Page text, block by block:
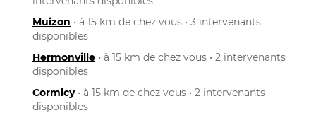
Muizon • à 15 km de chez vous • 3 intervenants
disponibles
Hermonville • à 15 km de chez vous • 2 intervenants
disponibles
Cormicy• à 15 km de chez vous • 2 intervenants
disponibles